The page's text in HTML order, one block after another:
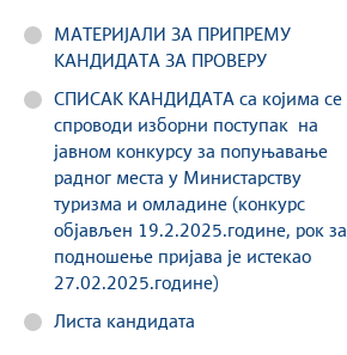
МАТЕРИЈАЛИ ЗА ПРИПРЕМУ
КАНДИДАТА ЗА ПРОВЕРУ
СПИСАК КАНДИДАТА са којима се
спроводи изборни поступак на
јавном конкурсу за попуњавање
радног места у Министарству
туризма и омладине (конкурс
објављен 19.2.2025.године, рок за
подношење пријава је истекао
27.02.2025.године)
Листа кандидата